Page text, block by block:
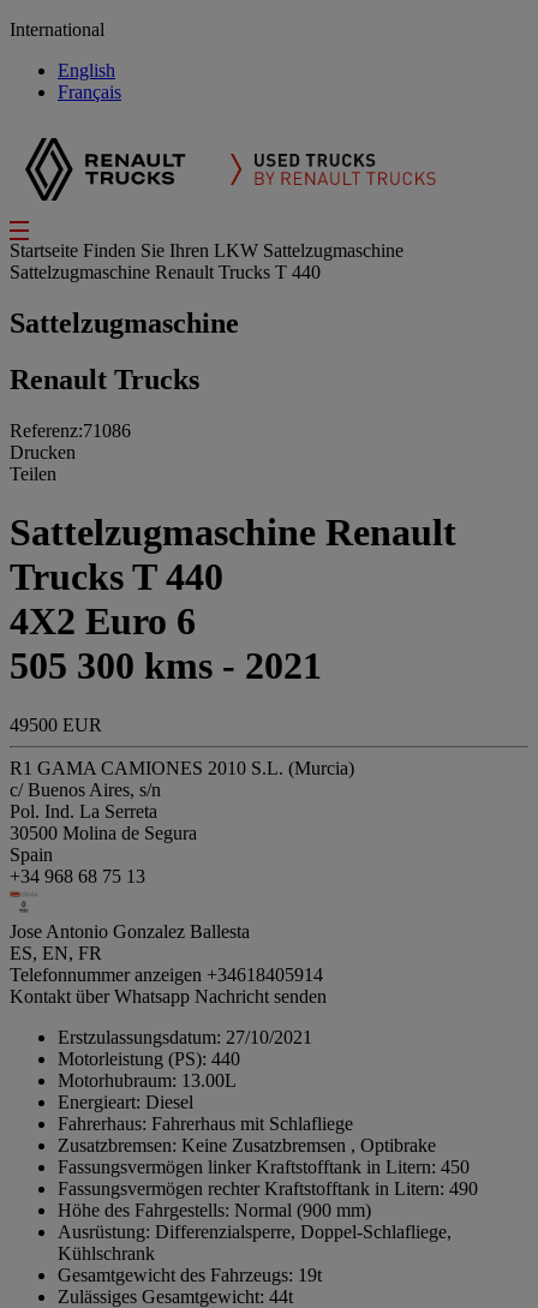
International
English
Français
Startseite Finden Sie Ihren LKW Sattelzugmaschine
Sattelzugmaschine Renault Trucks T 440
Sattelzugmaschine
Renault Trucks
Referenz:71086
Drucken
Teilen
Sattelzugmaschine Renault
Trucks T 440
4X2 Euro 6
505 300 kms - 2021
49500 EUR
R1 GAMA CAMIONES 2010 S.L. (Murcia)
c/ Buenos Aires, s/n
Pol. Ind. La Serreta
30500 Molina de Segura
Spain
+34 968 68 75 13
Jose Antonio Gonzalez Ballesta
ES, EN, FR
Telefonnummer anzeigen +34618405914
Kontakt über Whatsapp Nachricht senden
Erstzulassungsdatum: 27/10/2021
Motorleistung (PS): 440
Motorhubraum: 13.00L
Energieart: Diesel
Fahrerhaus: Fahrerhaus mit Schlafliege
Zusatzbremsen: Keine Zusatzbremsen , Optibrake
Fassungsvermögen linker Kraftstofftank in Litern: 450
Fassungsvermögen rechter Kraftstofftank in Litern: 490
Höhe des Fahrgestells: Normal (900 mm)
Ausrüstung: Differenzialsperre, Doppel-Schlafliege,
Kühlschrank
Gesamtgewicht des Fahrzeugs: 19t
Zulässiges Gesamtgewicht: 44t